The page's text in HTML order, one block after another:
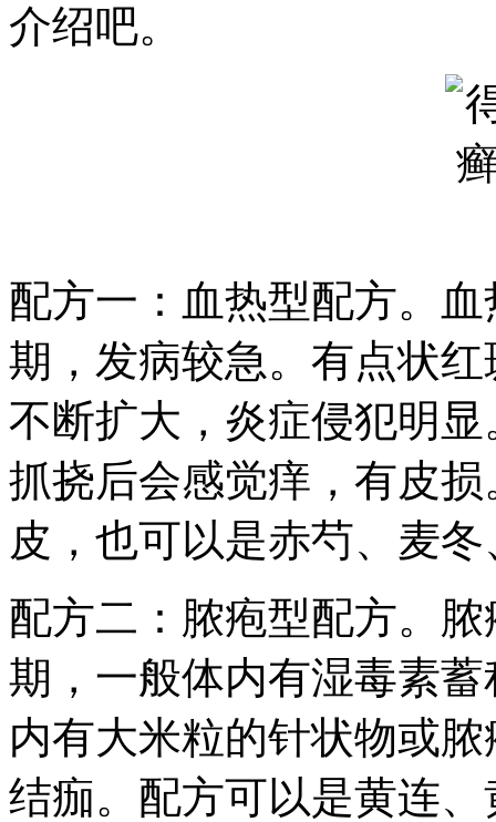
介绍吧。
配方一：血热型配方。
期，发病较急。有点状
不断扩大，炎症侵犯明
抓挠后会感觉痒，有皮
皮，也可以是赤芍、麦
配方二：脓疱型配方。
期，一般体内有湿毒素
内有大米粒的针状物或
结痂。配方可以是黄连